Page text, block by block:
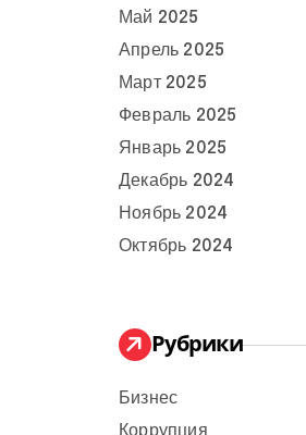
Май 2025
Апрель 2025
Март 2025
Февраль 2025
Январь 2025
Декабрь 2024
Ноябрь 2024
Октябрь 2024
Рубрики
Бизнес
Коррупция